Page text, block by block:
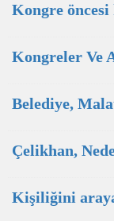
Kongre
Kongreler Ve
Belediye,
Çelikhan,
Kişiliğini